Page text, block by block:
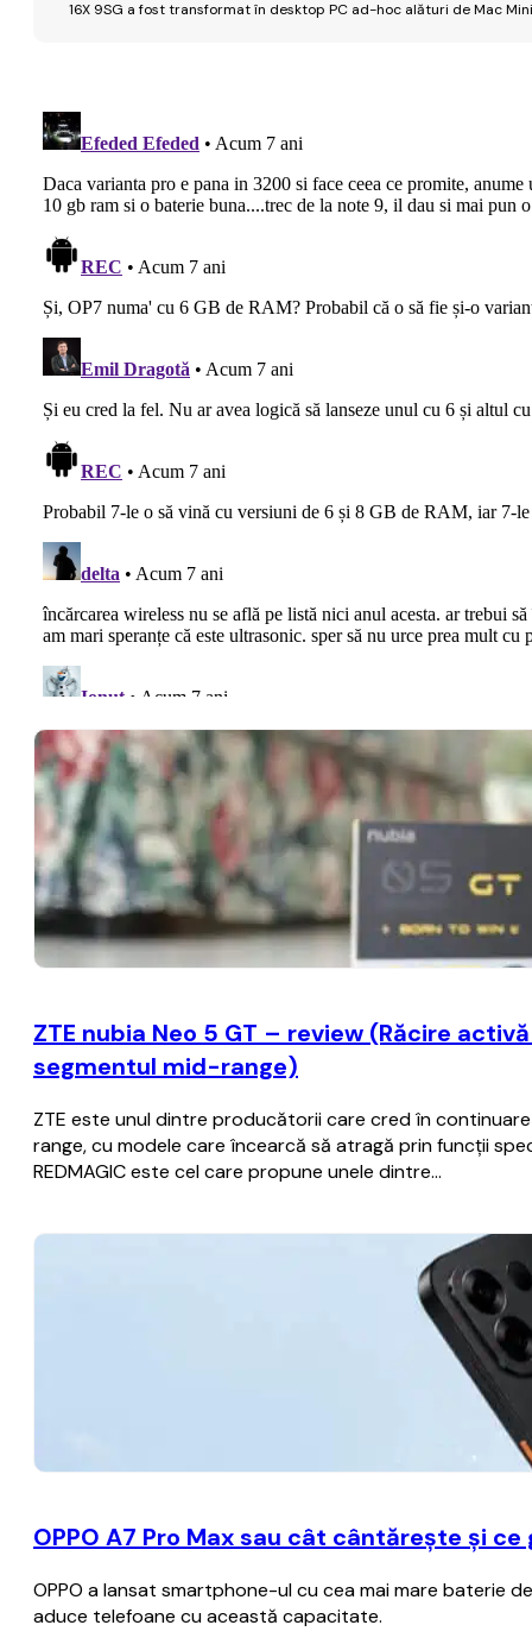
16X 9SG a fost transformat în desktop PC ad-hoc alături de Mac
ZTE nubia Neo 5 GT – review (Răcire
segmentul mid-range)
ZTE este unul dintre producătorii care cred în
range, cu modele care încearcă să atragă prin funcții
REDMAGIC este cel care propune unele dintre…
OPPO A7 Pro Max sau cât cântărește și
OPPO a lansat smartphone-ul cu cea mai mare baterie
aduce telefoane cu această capacitate.